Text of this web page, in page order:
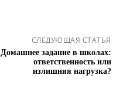
СЛЕДУЮЩАЯ СТАТЬЯ
Домашнее задание в школах:
ответственность или
излишняя нагрузка?